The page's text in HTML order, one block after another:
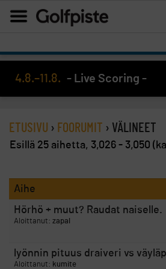
4.8.–11.8. - Live Scoring -
ETUSIVU › FOORUMIT › VÄLINEET
Esillä 25 aihetta, 3,026 - 3,050
Aihe
Hörhö + muut? Raudat naiselle.
Aloittanut: zapal
lyönnin pituus draiveri vs
Aloittanut: kumite